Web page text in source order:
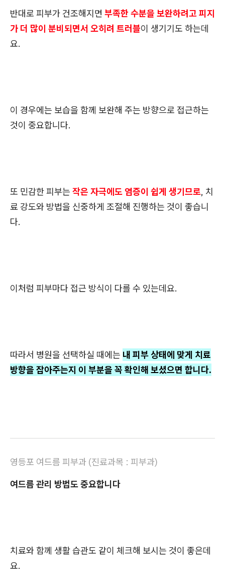
반대로 피부가 건조해지면 부족한 수분을 보완하려고 피지
가 더 많이 분비되면서 오히려 트러블이 생기기도 하는데
요.
이 경우에는 보습을 함께 보완해 주는 방향으로 접근하는
것이 중요합니다.
또 민감한 피부는 작은 자극에도 염증이 쉽게 생기므로, 치
료 강도와 방법을 신중하게 조절해 진행하는 것이 좋습니
다.
이처럼 피부마다 접근 방식이 다를 수 있는데요.
따라서 병원을 선택하실 때에는 내 피부 상태에 맞게 치료
방향을 잡아주는지 이 부분을 꼭 확인해 보셨으면 합니다.
영등포 여드름 피부과 (진료과목 : 피부과)
여드름 관리 방법도 중요합니다
치료와 함께 생활 습관도 같이 체크해 보시는 것이 좋은데
요.